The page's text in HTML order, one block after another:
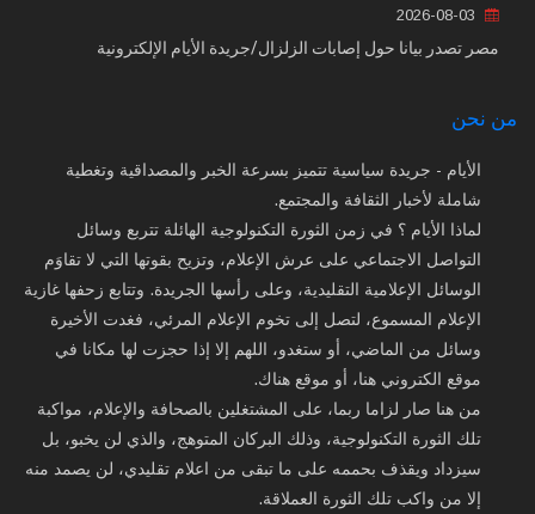
مصر تصدر بيانا حول إصابات الزلزال/جريدة الأيام الإلكترونية
من نحن
الأيام - جريدة سياسية تتميز بسرعة الخبر والمصداقية وتغطية
شاملة لأخبار الثقافة والمجتمع.
لماذا الأيام ؟ في زمن الثورة التكنولوجية الهائلة تتربع وسائل
التواصل الاجتماعي على عرش الإعلام، وتزيح بقوتها التي لا تقاوَم
الوسائل الإعلامية التقليدية، وعلى رأسها الجريدة. وتتابع زحفها غازية
الإعلام المسموع، لتصل إلى تخوم الإعلام المرئي، فغدت الأخيرة
وسائل من الماضي، أو ستغدو، اللهم إلا إذا حجزت لها مكانا في
موقع الكتروني هنا، أو موقع هناك.
من هنا صار لزاما ربما، على المشتغلين بالصحافة والإعلام، مواكبة
تلك الثورة التكنولوجية، وذلك البركان المتوهج، والذي لن يخبو، بل
سيزداد ويقذف بحممه على ما تبقى من اعلام تقليدي، لن يصمد منه
إلا من واكب تلك الثورة العملاقة.